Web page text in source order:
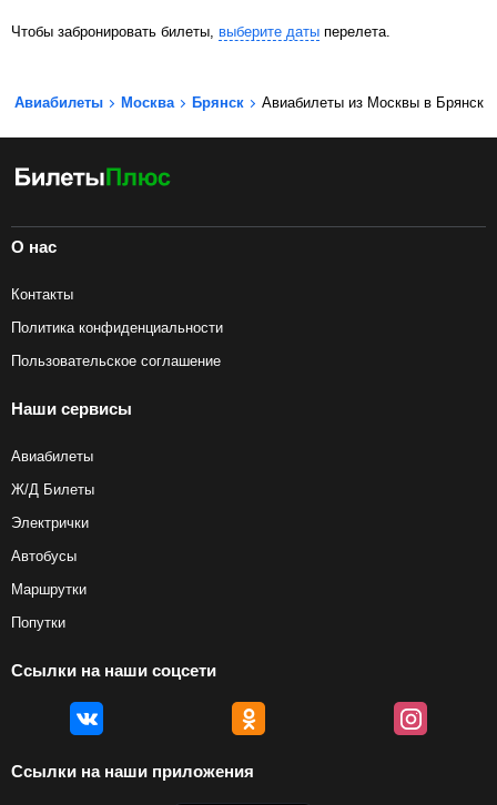
Чтобы забронировать билеты, выберите даты перелета.
Авиабилеты Москва Брянск Авиабилеты из Москвы в Брянск
О нас
Контакты
Политика конфиденциальности
Пользовательское соглашение
Наши сервисы
Авиабилеты
Ж/Д Билеты
Электрички
Автобусы
Маршрутки
Попутки
Ссылки на наши соцсети
Ссылки на наши приложения